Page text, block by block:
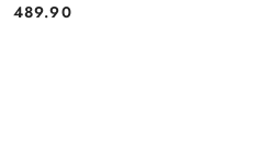
Cena:
489.90